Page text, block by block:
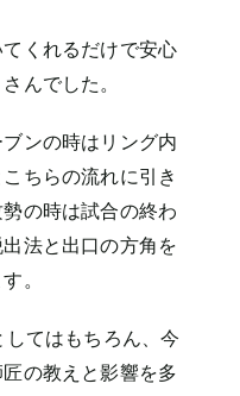
くれるだけで安心
んでした。
ンの時はリング内
ちらの流れに引き
の時は試合の終わ
法と出口の方角を
。
てはもちろん、今
の教えと影響を多